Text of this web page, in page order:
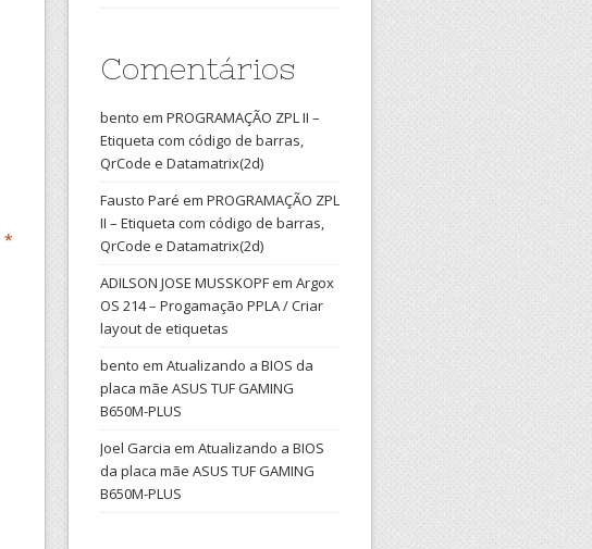
*
Comentários
bento em PROGRAMAÇÃO ZPL II –
Etiqueta com código de barras,
QrCode e Datamatrix(2d)
Fausto Paré em PROGRAMAÇÃO ZPL
II – Etiqueta com código de barras,
QrCode e Datamatrix(2d)
ADILSON JOSE MUSSKOPFem Argox
OS 214 – Progamação PPLA / Criar
layout de etiquetas
bento em Atualizando a BIOS da
placa mãe ASUS TUF GAMING
B650M-PLUS
Joel Garcia em Atualizando a BIOS
da placa mãe ASUS TUF GAMING
B650M-PLUS